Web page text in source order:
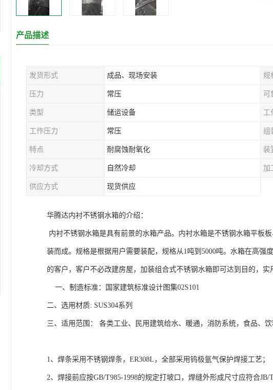
产品描述
发货形式 成品、现场安装 规
压力 常压 可
类型 储运设备 工
工作压力 常压 组
特点 耐腐蚀耐氧化 装
冷却方式 自然冷却 加
供应方式 现货供应
华腾达内衬不锈钢水箱的介绍：
内衬不锈钢水箱是具有前景的水箱产品。内衬水箱是不锈钢水箱平板
装而成。规格是根据用户需要装配，规格从1吨到5000吨。水箱在高
的客户，客户不必改建房屋，加装组合式不锈钢水箱即可达到目的，实
一、制造标准：国家建筑标准设计图集02S101
二、选用材质: SUS304系列
三、适用范围： 各类工业、民用建筑给水、暖通，消防系统，食品、
1、焊条采用不锈钢焊条，ER308L，全部采用钨极氩气保护焊接工艺；
2、焊接前应按GB/T985-1998的规定打坡口，焊缝外形成尺寸应符合JB/